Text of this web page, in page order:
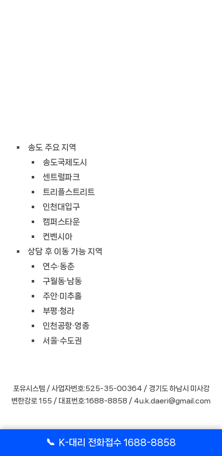
송도 주요 지역
송도국제도시
센트럴파크
트리플스트리트
인천대입구
캠퍼스타운
컨벤시아
상담 후 이동 가능 지역
연수·동춘
구월동·남동
주안·미추홀
부평·청라
인천공항·영종
서울·수도권
포유시스템 / 사업자번호:525-35-00364 / 경기도 하남시 미사강
변한강로 155 / 대표번호:1688-8858 / 4u.k.daeri@gmail.com
📞 K-대리 전화접수 1688-8858